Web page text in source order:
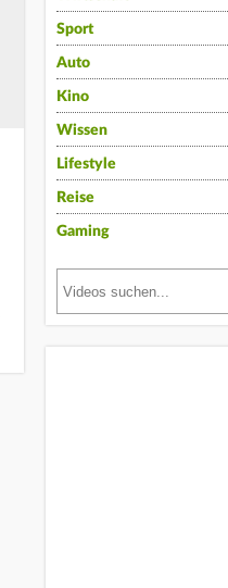
Sport
Auto
Kino
Wissen
Lifestyle
Reise
Gaming